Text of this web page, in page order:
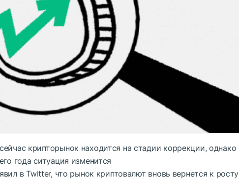
крипторынок находится на стадии коррекции, однако
года ситуация изменится
в Twitter, что рынок криптовалют вновь вернется к росту